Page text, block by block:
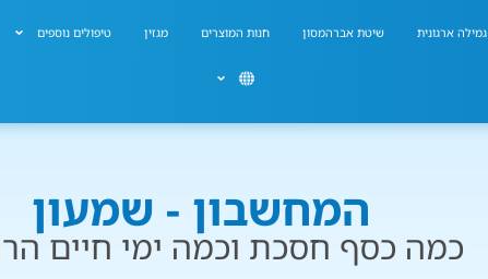
גמילה ארגונית שיטת אברהמסון חנות המוצרים מגזין טיפולים נוספים
המחשבון - שמעון
כמה כסף חסכת וכמה ימי חיים